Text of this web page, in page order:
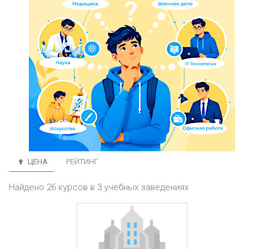
ЦЕНА РЕЙТИНГ
Найдено 26 курсов в 3 учебных заведениях